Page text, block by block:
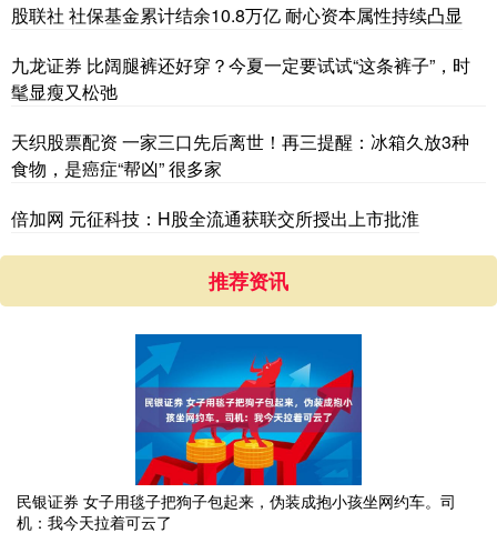
股联社 社保基金累计结余10.8万亿 耐心资本属性持续凸显
九龙证券 比阔腿裤还好穿？今夏一定要试试“这条裤子”，时
髦显瘦又松弛
天织股票配资 一家三口先后离世！再三提醒：冰箱久放3种
食物，是癌症“帮凶” 很多家
倍加网 元征科技：H股全流通获联交所授出上市批淮
推荐资讯
民银证券 女子用毯子把狗子包起来，伪装成抱小孩坐网约车。司
机：我今天拉着可云了